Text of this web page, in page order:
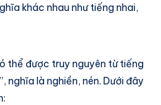
khác nhau như tiếng nhai,
thể được truy nguyên từ tiếng
nghĩa là nghiền, nén. Dưới đây